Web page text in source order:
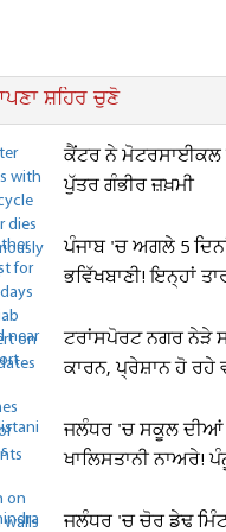
ਸ਼ਹਿਰ ਚੁਣੋ
ਕੈਂਟਰ ਨੇ ਮੋਟਰਸਾਈਕਲ
ਪੁੱਤਰ ਗੰਭੀਰ ਜ਼ਖ਼ਮੀ
ਪੰਜਾਬ 'ਚ ਅਗਲੇ 5
ਭਵਿੱਖਬਾਣੀ! ਇਨ੍ਹਾਂ
ਟਰਾਂਸਪੋਰਟ ਨਗਰ ਨੇੜੇ
ਕਾਰਨ, ਪ੍ਰੇਸ਼ਾਨ ਹੋ ਰਹੇ
ਜਲੰਧਰ 'ਚ ਸਕੂਲ ਦੀਆਂ
ਖਾਲਿਸਤਾਨੀ ਨਾਅਰੇ!
ਜਲੰਧਰ 'ਚ ਚੋਰ ਡੇਢ